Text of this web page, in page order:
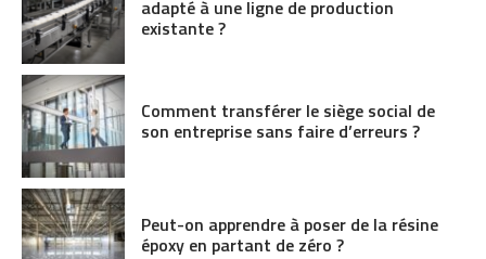
adapté à une ligne de production
existante ?
Comment transférer le siège social de
son entreprise sans faire d’erreurs ?
Peut-on apprendre à poser de la résine
époxy en partant de zéro ?